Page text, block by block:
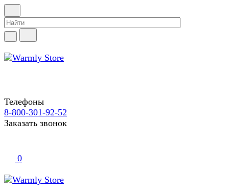
Телефоны
8-800-301-92-52
Заказать звонок
0